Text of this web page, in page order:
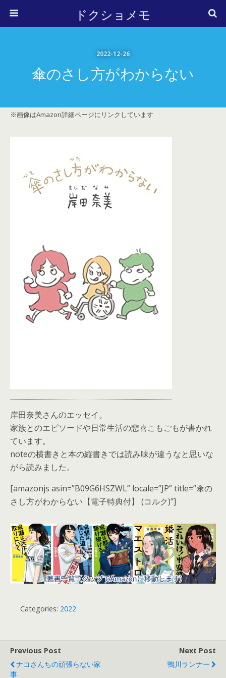
ドクショメモ
2022-12-26
傘のさし方がわからない
※画像はAmazon詳細ページにリンクしています
岸田奈美さんのエッセイ。
家族とのエピソードや日常生活の悲喜こもごもが書かれ
ています。
noteの横書きと本の縦書きでは読み味が違うなと思いな
がら読みました。
[amazonjs asin=”B09G6HSZWL” locale=”JP” title=”傘の
さし方がわからない【電子特典付】 (コルク)”]
Categories: 2022
Previous Post
ナコさんちの頑張らない家
事
Next Post
鴨川ランナー